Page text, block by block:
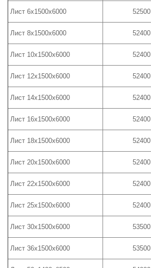
Лист 6х1500х6000 52500
Лист 8х1500х6000 52400
Лист 10х1500х6000 52400
Лист 12х1500х6000 52400
Лист 14х1500х6000 52400
Лист 16х1500х6000 52400
Лист 18х1500х6000 52400
Лист 20х1500х6000 52400
Лист 22х1500х6000 52400
Лист 25х1500х6000 52400
Лист 30х1500х6000 53500
Лист 36х1500х6000 53500